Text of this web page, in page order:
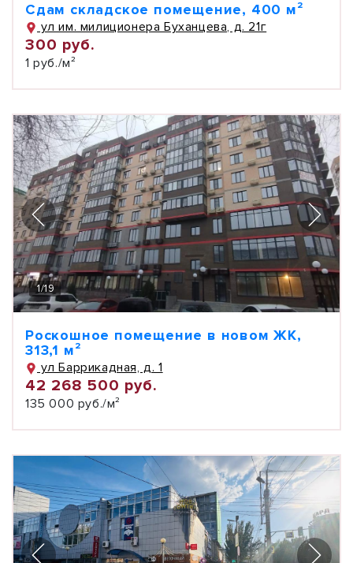
Сдам складское помещение, 400 м²
ул им. милиционера Буханцева, д. 21г
300 руб.
1 руб./м²
1/19
Роскошное помещение в новом ЖК,
313,1 м²
ул Баррикадная, д. 1
42 268 500 руб.
135 000 руб./м²